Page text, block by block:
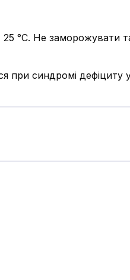
25 °С. Не заморожувати
синдромі дефіциту